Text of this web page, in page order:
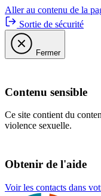
Aller au contenu de la
Sortie de sécurité
Fermer
Contenu sensible
Ce site contient du
violence sexuelle.
Obtenir de l'aide
Voir les contacts dans